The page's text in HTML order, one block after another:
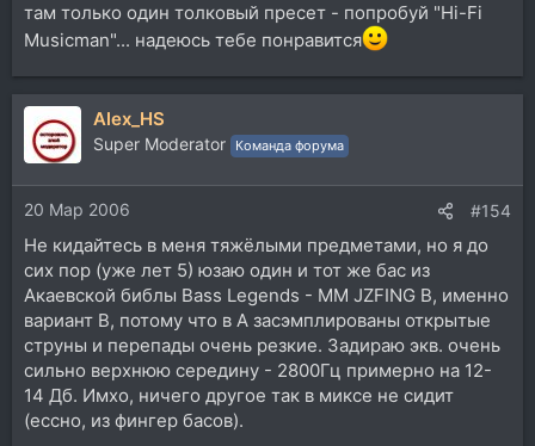
там только один толковый пресет - попробуй "Hi-Fi
Musicman"... надеюсь тебе понравится
Alex_HS
Super Moderator Команда форума
20 Мар 2006 #154
Не кидайтесь в меня тяжёлыми предметами, но я до
сих пор (уже лет 5) юзаю один и тот же бас из
Акаевской библы Bass Legends - MM JZFING B, именно
вариант В, потому что в А засэмплированы открытые
струны и перепады очень резкие. Задираю экв. очень
сильно верхнюю середину - 2800Гц примерно на 12-
14 Дб. Имхо, ничего другое так в миксе не сидит
(ессно, из фингер басов).